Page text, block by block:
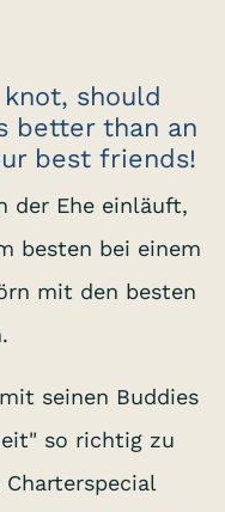
should
better than an
best friends!
der Ehe einläuft,
besten bei einem
mit den besten
seinen Buddies
so richtig zu